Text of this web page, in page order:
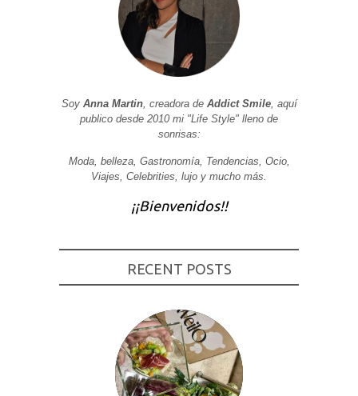
Soy Anna Martin, creadora de Addict Smile, aquí
publico desde 2010 mi "Life Style" lleno de
sonrisas:
Moda, belleza, Gastronomía, Tendencias, Ocio,
Viajes, Celebrities, lujo y mucho más.
¡¡Bienvenidos!!
RECENT POSTS
mientras visitas
nuestro sitio,
personalizados.